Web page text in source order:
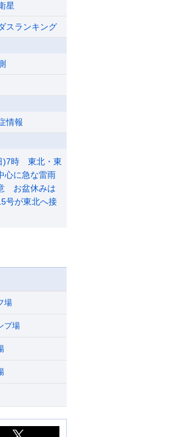
星
スランキング
情報
)7時 東北・東
心に急な雷雨
お盆休みは
号が東北へ接
場
プ場